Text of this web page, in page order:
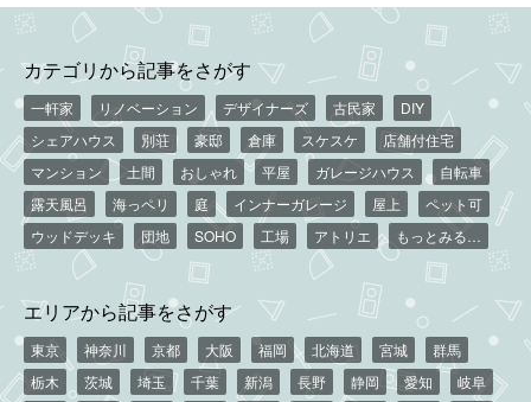
カテゴリから記事をさがす
一軒家 リノベーション デザイナーズ 古民家
DIY
シェアハウス
別荘 豪邸 倉庫 スケスケ
店舗付住宅
マンション
土間 おしゃれ 平屋 ガレージハウス
自転車
露天風呂
海っペリ 庭 インナーガレージ 屋上
ペット可
ウッドデッキ
団地 SOHO 工場 アトリエ もっとみる…
エリアから記事をさがす
東京 神奈川 京都 大阪 福岡 北海道 宮城
群馬
栃木
茨城 埼玉 千葉 新潟 長野 静岡 愛知
岐阜